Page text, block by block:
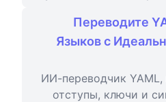
Переводите
Языков с
ИИ-переводчик
отступы, ключи и